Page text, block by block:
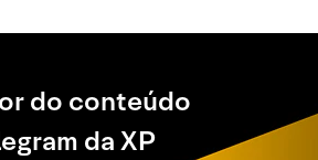
do conteúdo
da XP